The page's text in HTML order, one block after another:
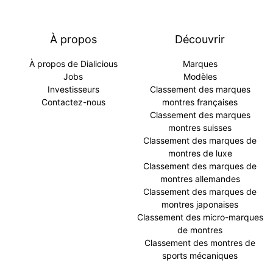
À propos
À propos de Dialicious
Jobs
Investisseurs
Contactez-nous
Découvrir
Marques
Modèles
Classement des marques
montres françaises
Classement des marques
montres suisses
Classement des marques de
montres de luxe
Classement des marques de
montres allemandes
Classement des marques de
montres japonaises
Classement des micro-marques
de montres
Classement des montres de
sports mécaniques